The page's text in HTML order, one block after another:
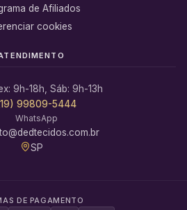
de Afiliados
cookies
9h-18h, Sáb: 9h-13h
99809-5444
WhatsApp
SP
DE PAGAMENTO